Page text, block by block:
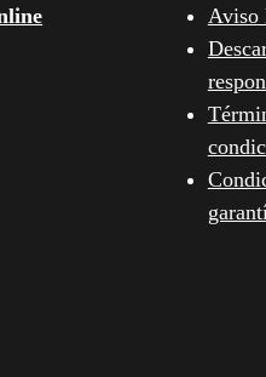
Aviso